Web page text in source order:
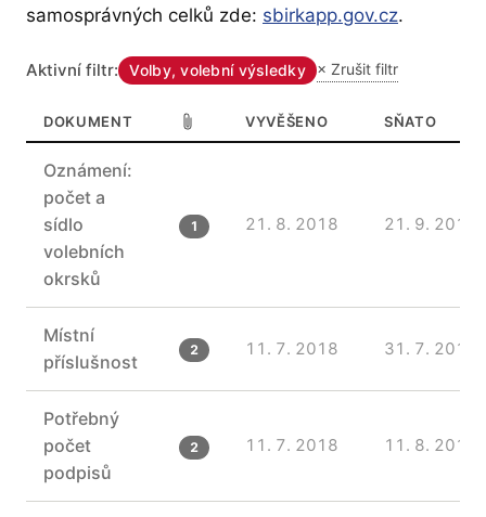
samosprávných celků zde: sbirkapp.gov.cz— otevírá
.
Aktivní filtr: Volby, volební výsledky × Zrušit filtr
DOKUMENT VYVĚŠENO SŇATO
Oznámení:
počet a
sídlo
volebních
okrsků
1 21. 8. 2018 21. 9. 2018
Místní
příslušnost
2 11. 7. 2018 31. 7. 2018
Potřebný
počet
podpisů
2 11. 7. 2018 11. 8. 2018